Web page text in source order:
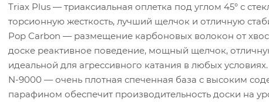
Triax Plus — триаксиальная оплетка под углом 45° с
торсионную жесткость, лучший щелчок и отличную
Pop Carbon — размещение карбоновых волокон от
доске реактивное поведение, мощный щелчок,
идеальной для агрессивного катания в любых условиях.
N-9000 — очень плотная спеченная база с высоким
парафином обеспечит производительность доски на